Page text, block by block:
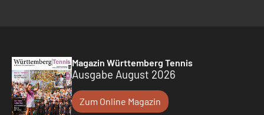
Magazin Württemberg Tennis
Ausgabe August 2026
Zum Online Magazin